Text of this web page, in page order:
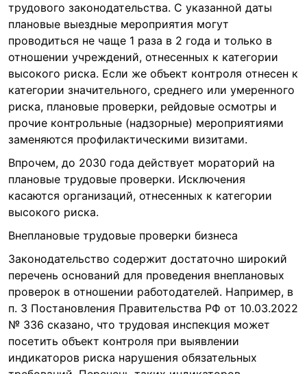
трудового законодательства. С указанной даты
плановые выездные мероприятия могут
проводиться не чаще 1 раза в 2 года и только в
отношении учреждений, отнесенных к категории
высокого риска. Если же объект контроля отнесен к
категории значительного, среднего или умеренного
риска, плановые проверки, рейдовые осмотры и
прочие контрольные (надзорные) мероприятиями
заменяются профилактическими визитами.
Впрочем, до 2030 года действует мораторий на
плановые трудовые проверки. Исключения
касаются организаций, отнесенных к категории
высокого риска.
Внеплановые трудовые проверки бизнеса
Законодательство содержит достаточно широкий
перечень оснований для проведения внеплановых
проверок в отношении работодателей. Например, в
п. 3 Постановления Правительства РФ от 10.03.2022
№ 336 сказано, что трудовая инспекция может
посетить объект контроля при выявлении
индикаторов риска нарушения обязательных